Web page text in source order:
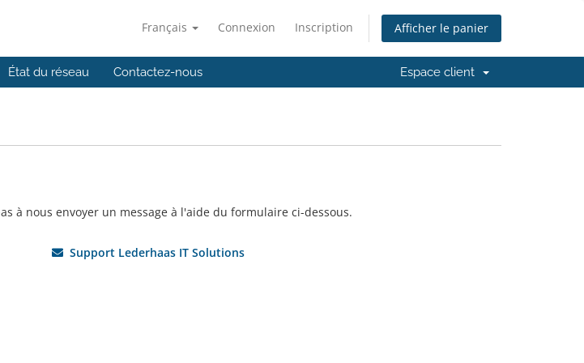
Français Connexion Inscription Afficher le panier
État du réseau Contactez-nous Espace client
à nous envoyer un message à l'aide du formulaire ci-dessous.
Support Lederhaas IT Solutions